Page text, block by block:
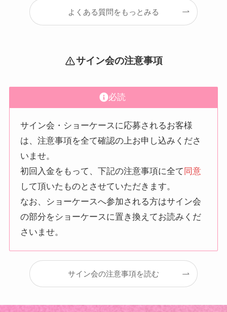
よくある質問をもっとみる
サイン会の注意事項
必読
サイン会・ショーケースに応募されるお客様
は、注意事項を全て確認の上お申し込みくださ
いませ。
初回入金をもって、下記の注意事項に全て 同意
して頂いたものとさせていただきます。
なお、ショーケースへ参加される方はサイン会
の部分をショーケースに置き換えてお読みくだ
さいませ。
サイン会の注意事項を読む